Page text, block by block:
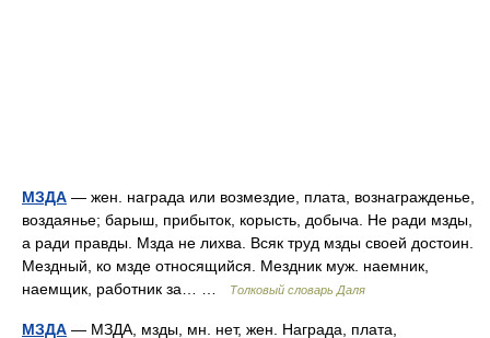
МЗДА — жен. награда или возмездие, плата, вознагражденье,
воздаянье; барыш, прибыток, корысть, добыча. Не ради мзды,
а ради правды. Мзда не лихва. Всяк труд мзды своей достоин.
Мездный, ко мзде относящийся. Мездник муж. наемник,
наемщик, работник за… …
Толковый словарь Даля
МЗДА — МЗДА, мзды, мн. нет, жен. Награда, плата,